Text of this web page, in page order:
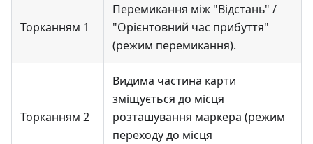
Торканням 1
Перемикання між "Відстань" /
"Орієнтовний час прибуття"
(режим перемикання).
Торканням 2
Видима частина карти
зміщується до місця
розташування маркера (режим
переходу до місця